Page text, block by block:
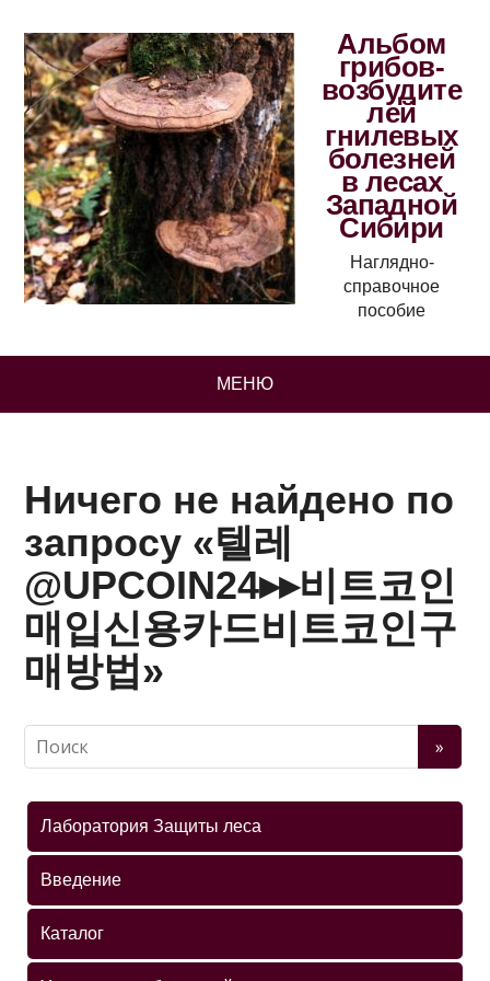
Альбом
грибов-
возбудите
лей
гнилевых
болезней
в лесах
Западной
Сибири
Наглядно-
справочное
пособие
МЕНЮ
Ничего не найдено по
запросу «텔레
@UPCOIN24▸▸비트코인
매입신용카드비트코인구
매방법»
Лаборатория Защиты леса
Введение
Каталог